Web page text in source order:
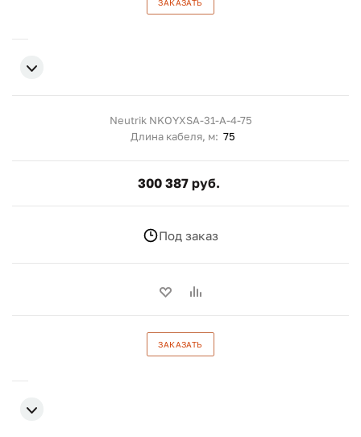
ЗАКАЗАТЬ
Neutrik NKOYXSA-31-A-4-75
Длина кабеля, м: 75
300 387 руб.
Под заказ
ЗАКАЗАТЬ